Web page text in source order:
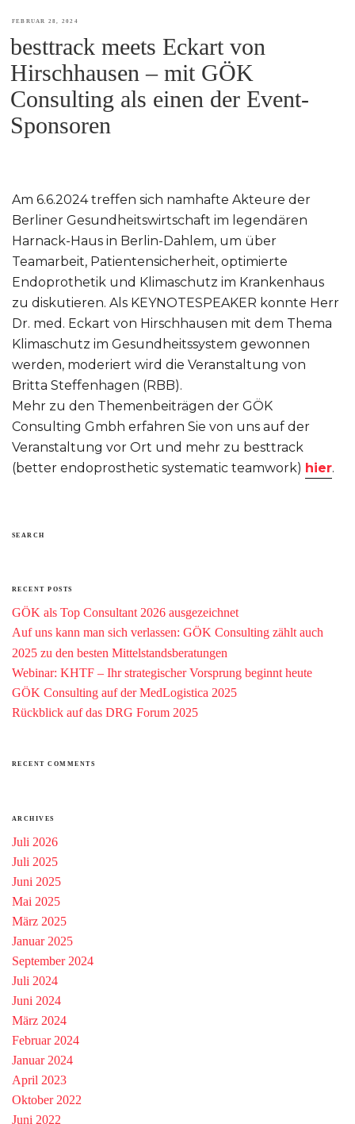
VERÖFFENTLICHT
AM
FEBRUAR 28, 2024
besttrack meets Eckart von
Hirschhausen – mit GÖK
Consulting als einen der Event-
Sponsoren
Am 6.6.2024 treffen sich namhafte Akteure der
Berliner Gesundheitswirtschaft im legendären
Harnack-Haus in Berlin-Dahlem, um über
Teamarbeit, Patientensicherheit, optimierte
Endoprothetik und Klimaschutz im Krankenhaus
zu diskutieren. Als KEYNOTESPEAKER konnte Herr
Dr. med. Eckart von Hirschhausen mit dem Thema
Klimaschutz im Gesundheitssystem gewonnen
werden, moderiert wird die Veranstaltung von
Britta Steffenhagen (RBB).
Mehr zu den Themenbeiträgen der GÖK
Consulting Gmbh erfahren Sie von uns auf der
Veranstaltung vor Ort und mehr zu besttrack
(better endoprosthetic systematic teamwork) hier.
SEARCH
RECENT POSTS
GÖK als Top Consultant 2026 ausgezeichnet
Auf uns kann man sich verlassen: GÖK Consulting zählt auch
2025 zu den besten Mittelstandsberatungen
Webinar: KHTF – Ihr strategischer Vorsprung beginnt heute
GÖK Consulting auf der MedLogistica 2025
Rückblick auf das DRG Forum 2025
RECENT COMMENTS
ARCHIVES
Juli 2026
Juli 2025
Juni 2025
Mai 2025
März 2025
Januar 2025
September 2024
Juli 2024
Juni 2024
März 2024
Februar 2024
Januar 2024
April 2023
Oktober 2022
Juni 2022